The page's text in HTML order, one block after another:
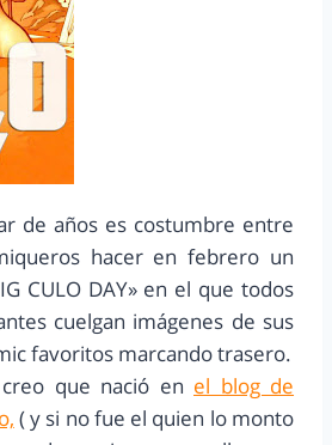
de años es costumbre entre
hacer en febrero un
CULO DAY» en el que todos
cuelgan imágenes de sus
favoritos marcando trasero.
que nació en el blog de
( y si no fue el quien lo monto